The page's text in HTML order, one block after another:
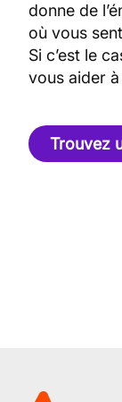
donne de
où vous
Si c’est le
vous aider
Trouvez